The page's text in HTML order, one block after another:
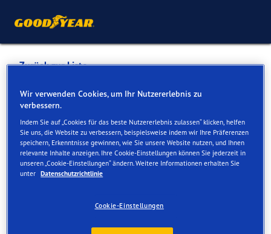
Zurück zur Liste
Bruno Bachmann AG
Dienste online und vor Ort verfügbar
Kontakt Serviceleistungen
Wir verwenden Cookies, um Ihr Nutzererlebnis zu
verbessern.
Indem Sie auf „Cookies für das beste Nutzererlebnis zulassen“ klicken, helfen
Sie uns, die Website zu verbessern, beispielsweise indem wir Ihre Präferenzen
speichern, Erkenntnisse gewinnen, wie Sie unsere Website nutzen, und Ihnen
relevante Inhalte anzeigen. Ihre Cookie-Einstellungen können Sie jederzeit in
unseren „Cookie-Einstellungen“ ändern. Weitere Informationen erhalten Sie
unter Datenschutzrichtlinie
Cookie-Einstellungen